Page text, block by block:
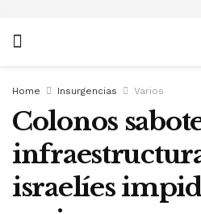
Home Insurgencias Varios
Colonos
israelíes